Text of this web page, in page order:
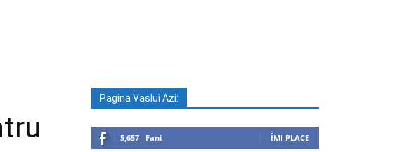
Pagina Vaslui Azi:
5,657 Fani ÎMI PLACE